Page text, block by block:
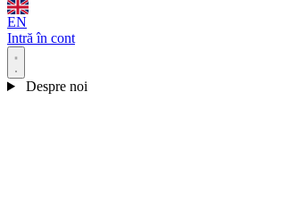
EN
Intră în cont
Despre noi